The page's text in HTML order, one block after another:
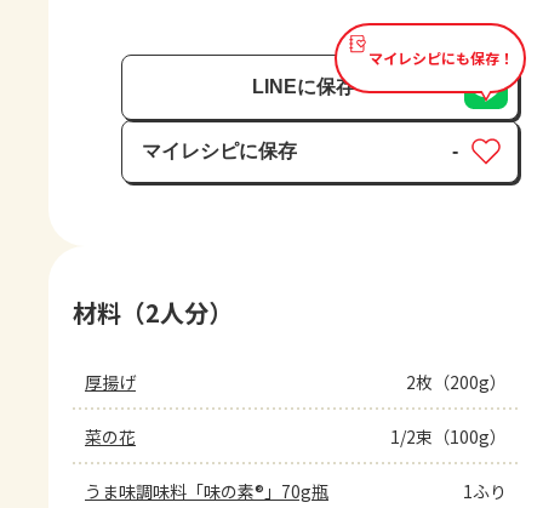
マイレシピにも保存！
LINEに保存
マイレシピに保存
保存済み
-
材料（2人分）
厚揚げ 2枚（200g）
菜の花 1/2束（100g）
うま味調味料「味の素®」70g瓶 1ふり